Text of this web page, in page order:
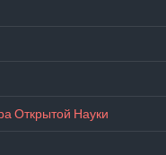
Открытой Науки